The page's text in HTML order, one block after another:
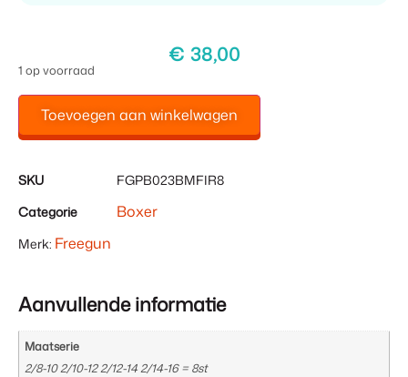
€ 38,00
1 op voorraad
Toevoegen aan winkelwagen
SKU
FGPB023BMFIR8
Categorie
Boxer
Merk: Freegun
Aanvullende informatie
Maatserie
2/8-10 2/10-12 2/12-14 2/14-16 = 8st